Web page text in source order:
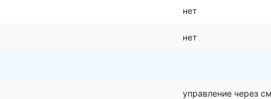
нет
нет
управление через